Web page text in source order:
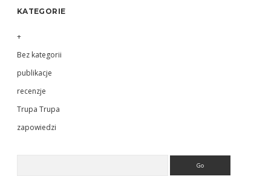
KATEGORIE
+
Bez kategorii
publikacje
recenzje
Trupa Trupa
zapowiedzi